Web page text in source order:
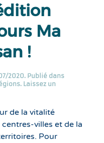
Ma
!
2020. Publié dans
. Laissez un
de la vitalité
villes et de la
Pour